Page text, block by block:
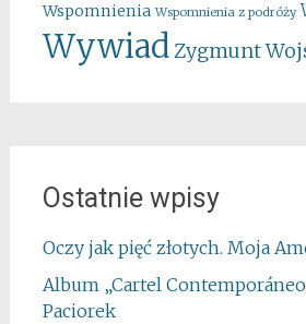
Wspomnienia Wspomnienia z podróży
WywiadZygmunt
Ostatnie wpisy
Oczy jak pięć złotych. Moja
Album „Cartel
Paciorek